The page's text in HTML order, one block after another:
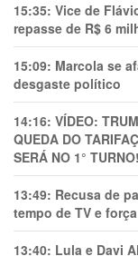
15:35: Vice de
repasse de R$ 6
15:09: Marcola se
desgaste político
14:16: VÍDEO:
QUEDA DO
SERÁ NO 1°
13:49: Recusa de
tempo de TV e
13:40: Lula e Davi